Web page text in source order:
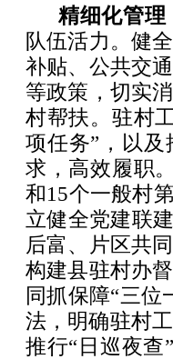
精细化管理
队伍活力。健
补贴、公共交
等政策，切实
村帮扶。驻村
项任务”，以
求，高效履职
和15个一般村
立健全党建联
后富、片区共
构建县驻村办
同抓保障“三位
法，明确驻村
推行“日巡夜查